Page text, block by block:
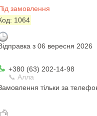
замовлення
1064
з 06 вересня 2026
+380 (63) 202-14-98
📞 Алла
тільки за